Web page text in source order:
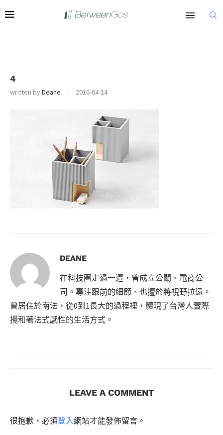
4
written byDeane 2016-04-14
DEANE
在科技圈走過一遭，曾成立公關、電商公
司。專注跟前的細節、也擅於將視野拉遠。
曾居住於南法，從0到1長大的過程裡，體現了台灣人實際
攪和著法式感性的生活方式。
LEAVE A COMMENT
很抱歉，必須登入網站才能發佈留言。